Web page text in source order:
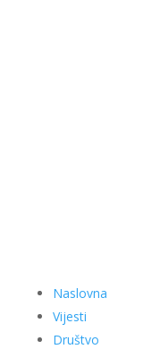
Naslovna
Vijesti
Društvo